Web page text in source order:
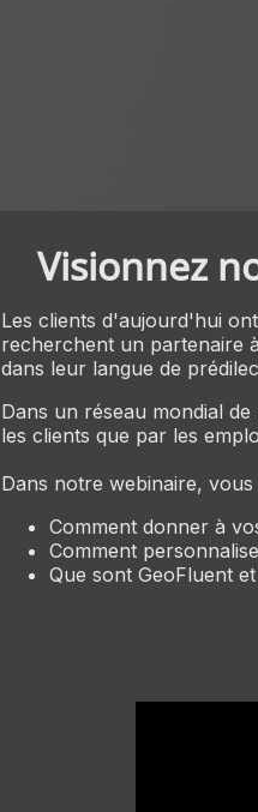
Visionnez
Les clients d'aujourd'hui
recherchent un partenaire
dans leur langue de
Dans un réseau mondial
les clients que par les
Dans notre webinaire,
Comment donner à
Comment
Que sont GeoFluent